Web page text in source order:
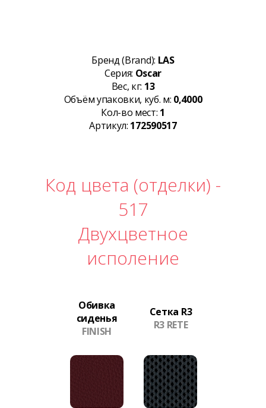
Бренд (Brand): LAS
Серия: Oscar
Вес, кг: 13
Объём упаковки, куб. м: 0,4000
Кол-во мест: 1
Артикул: 172590517
Код цвета (отделки) -
517
Двухцветное
исполение
Обивка
сиденья
FINISH
Сетка R3
R3 RETE